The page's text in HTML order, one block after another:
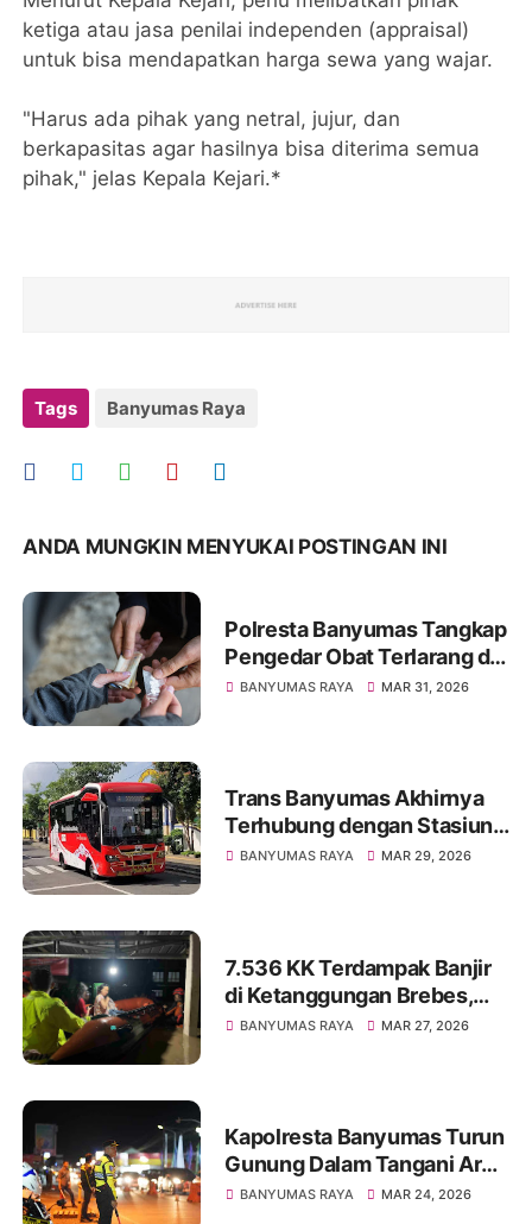
ketiga atau jasa penilai independen (appraisal)
untuk bisa mendapatkan harga sewa yang wajar.
"Harus ada pihak yang netral, jujur, dan
berkapasitas agar hasilnya bisa diterima semua
pihak," jelas Kepala Kejari.*
Tags Banyumas Raya
ANDA MUNGKIN MENYUKAI POSTINGAN INI
Polresta Banyumas Tangkap
Pengedar Obat Terlarang di
Wangon, 1.055 Butir
BANYUMAS RAYA MAR 31, 2026
Trans Banyumas Akhirnya
Terhubung dengan Stasiun
Purwokerto, Kini Semakin
BANYUMAS RAYA MAR 29, 2026
7.536 KK Terdampak Banjir
di Ketanggungan Brebes,
Akibat Luapan Sungai
BANYUMAS RAYA MAR 27, 2026
Kapolresta Banyumas Turun
Gunung Dalam Tangani Arus
Balik Lebaran 2026
BANYUMAS RAYA MAR 24, 2026